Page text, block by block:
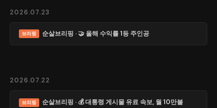
2026.07.23
브리핑 순살브리핑 · 🤝 올해 수익률 1등 주인공
2026.07.22
브리핑 순살브리핑 · 💰 대통령 게시물 유료 속보, 월 10만불